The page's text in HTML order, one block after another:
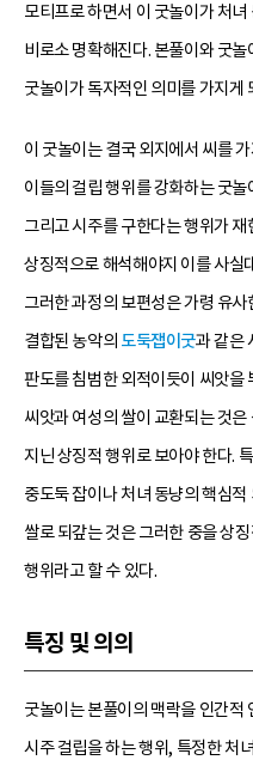
모티프로 하면서 이 굿놀이가 처
비로소 명확해진다. 본풀이와 굿
굿놀이가 독자적인 의미를 가지게
이 굿놀이는 결국 외지에서 씨를
이들의 걸립 행위를 강화하는 굿
그리고 시주를 구한다는 행위가
상징적으로 해석해야지 이를 사실
그러한 과정의 보편성은 가령 유
결합된 농악의 도둑잽이굿과 같은
판도를 침범한 외적이듯이 씨앗을
씨앗과 여성의 쌀이 교환되는 것
지닌 상징적 행위로 보아야 한다.
중도둑 잡이나 처녀 동냥의 핵심
쌀로 되갚는 것은 그러한 중을 상
행위라고 할 수 있다.
특징 및 의의
굿놀이는 본풀이의 맥락을 인간적
시주 걸립을 하는 행위, 특정한 처